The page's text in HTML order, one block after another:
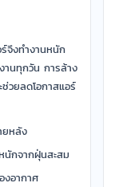
จึงทำงานหนัก
านทุกวัน การล้าง
วยลดโอกาสแอร์
ยหลัง
นักจากฝุ่นสะสม
งอากาศ